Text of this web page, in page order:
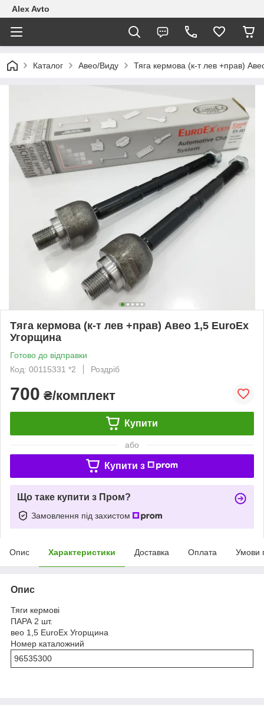
Alex Avto
Каталог Авео/Виду Тяга кермова (к-т лев +прав)
Тяга кермова (к-т лев +прав) Авео 1,5 EuroEx
Угорщина
Готово до відправки
Код: 00115331 *2
Роздріб
700 ₴/комплект
Купити
або
Купити з
Що таке купити з Пром?
Замовлення під захистом
Опис Характеристики Доставка Оплата Умови
Опис
Тяги кермові
ПАРА 2 шт.
вео 1,5 EuroEx Угорщина
Номер каталожний
96535300